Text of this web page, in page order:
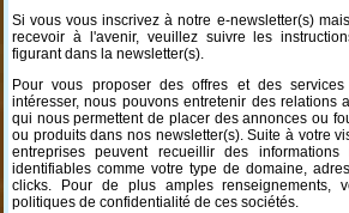
Si vous vous inscrivez à notre e-newsletter(s)
recevoir à l'avenir, veuillez suivre les
figurant dans la newsletter(s).
Pour vous proposer des offres et des
intéresser, nous pouvons entretenir des relations
qui nous permettent de placer des annonces ou
ou produits dans nos newsletter(s). Suite à votre
entreprises peuvent recueillir des informations
identifiables comme votre type de domaine,
clicks. Pour de plus amples renseignements,
politiques de confidentialité de ces sociétés.